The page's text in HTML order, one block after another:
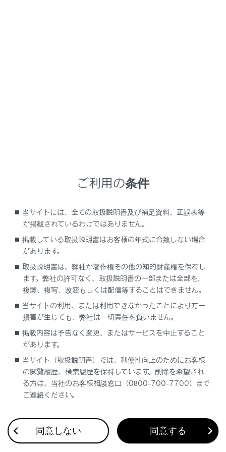
リヤシートエンターテインメントシステムでUSBメモリ
リヤシートエンターテインメントシステムで
iPod/iPhoneの音楽ファイルを再生する
合わせて見られているページ
リヤシートエンターテインメントシステムで地上デジタルテ
レビを視聴する
前席オーディオシステムのDVDを後席で視聴する
リヤシートエンターテインメントシステムでHDMI接続機器
ご利用の条件
当サイトには、全ての取扱説明書及び補足資料、正誤表等
が掲載されているわけではありません。
掲載している取扱説明書はお客様の年式に合致しない場合
があります。
取扱説明書は、弊社が著作権その他の知的財産権を保有し
ます。弊社の許可なく、取扱説明書の一部または全部を、
複製、複写、改変もしくは配信等することはできません。
当サイトの利用、または利用できなかったことにより万一
損害が生じても、弊社は一切責任を負いません。
掲載内容は予告なく変更、またはサービスを中止すること
があります。
当サイト（取扱説明書）では、利便性向上のためにお客様
の閲覧履歴、検索履歴を保持しています。削除を希望され
る方は、当社のお客様相談窓口（0800-700-7700）まで
ご連絡ください。
同意しない 同意する